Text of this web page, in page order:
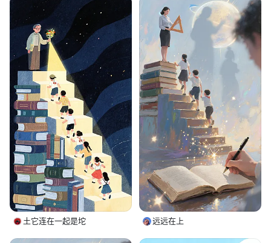
土它连在一起是坨 远远在上